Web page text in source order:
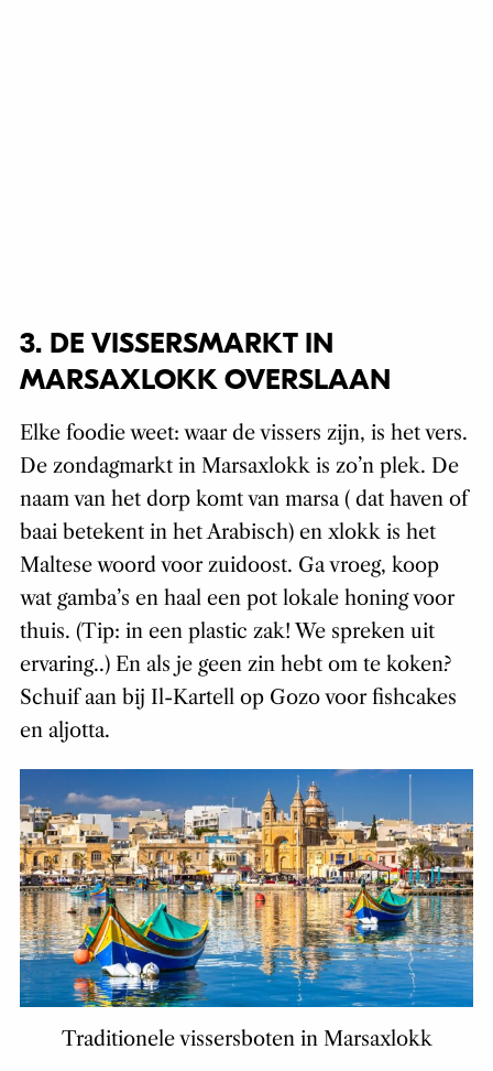
3. DE VISSERSMARKT IN
MARSAXLOKK OVERSLAAN
Elke foodie weet: waar de vissers zijn, is het vers.
De zondagmarkt in Marsaxlokk is zo’n plek. De
naam van het dorp komt van marsa ( dat haven of
baai betekent in het Arabisch) en xlokk is het
Maltese woord voor zuidoost. Ga vroeg, koop
wat gamba’s en haal een pot lokale honing voor
thuis. (Tip: in een plastic zak! We spreken uit
ervaring..) En als je geen zin hebt om te koken?
Schuif aan bij Il-Kartell op Gozo voor fishcakes
en aljotta.
Traditionele vissersboten in Marsaxlokk